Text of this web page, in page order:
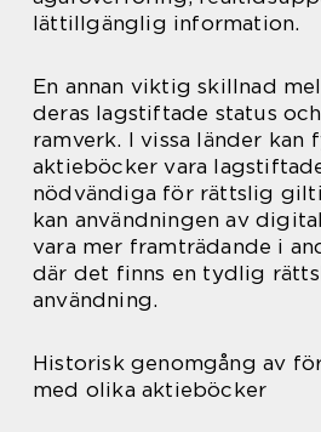
lättillgänglig information.
En annan viktig skillnad
deras lagstiftade status
ramverk. I vissa länder kan
aktieböcker vara
nödvändiga för rättslig
kan användningen av
vara mer framträdande i
där det finns en tydlig
användning.
Historisk genomgång av
med olika aktieböcker